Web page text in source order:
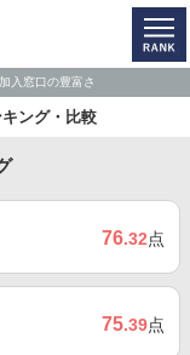
加入窓口の豊富さ
ング・比較
76.32点
75.39点